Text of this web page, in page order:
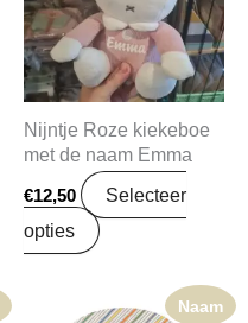
Nijntje Roze kiekeboe
met de naam Emma
€12,50
Selecteer
opties
Naam